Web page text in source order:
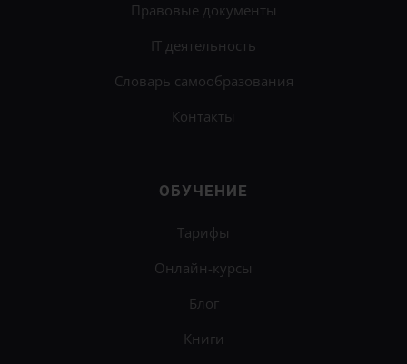
Правовые документы
IT деятельность
Словарь самообразования
Контакты
ОБУЧЕНИЕ
Тарифы
Онлайн-курсы
Блог
Книги